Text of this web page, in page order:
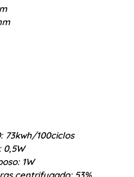
73kwh/100ciclos
0,5W
1W
centrifugado: 53%